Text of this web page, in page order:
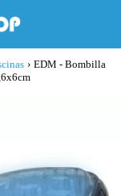
› EDM - Bombilla